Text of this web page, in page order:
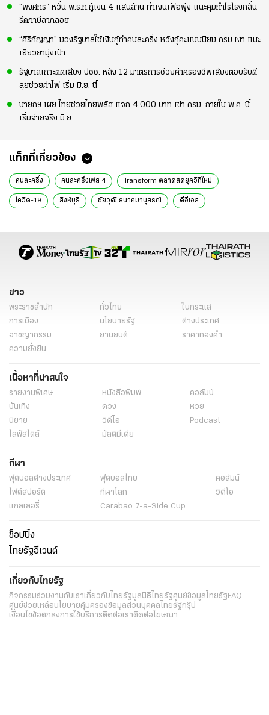
“พงศกร” หวั่น พ.ร.ก.กู้เงิน 4 แสนล้าน ทำเงินเฟ้อพุ่ง แนะคุมกำไรโรงกลั่น
รีดภาษีลาภลอย
“ศิริกัญญา” มองรัฐบาลใช้เงินกู้ทำคนละครึ่ง หวังกู้คะแนนนิยม ครม.เงา แนะ
เยียวยามุ่งเป้า
รัฐบาลเกาะติดเสียง ปชช. หลัง 12 มาตรการช่วยค่าครองชีพเสียงตอบรับดี
ลุยช่วยค่าไฟ เริ่ม มิ.ย. นี้
นายกฯ เผย ไทยช่วยไทยพลัส แจก 4,000 บาท เข้า ครม. ภายใน พ.ค. นี้
เริ่มจ่ายจริง มิ.ย.
แท็กที่เกี่ยวข้อง
คนละครึ่ง คนละครึ่งเฟส 4 Transform ตลาดสดยุควิถีใหม่
โควิด-19 สิงห์บุรี ชัยวุฒิ ธนาคมานุสรณ์ ดีอีเอส
ข่าว
พระราชสำนัก ทั่วไทย
ในกระแส
การเมือง
นโยบายรัฐ
ต่างประเทศ
อาชญากรรม
ยานยนต์
ราคาทองคำ
ความยั่งยืน
เนื้อหาที่น่าสนใจ
รายงานพิเศษ หนังสือพิมพ์
คอลัมน์
บันเทิง
ดวง
หวย
นิยาย
วิดีโอ
Podcast
ไลฟ์สไตล์
มัลติมีเดีย
กีฬา
ฟุตบอลต่่างประเทศ ฟุตบอลไทย
คอลัมน์
ไฟต์สปอร์ต
กีฬาโลก
วิดีโอ
แกลเลอรี่
Carabao 7-a-Side Cup
ช็อปปิ้ง
ไทยรัฐอีเวนต์
เกี่ยวกับไทยรัฐ
กิจกรรมร่วมงานกับเราเกี่ยวกับไทยรัฐมูลนิธิไทยรัฐศูนย์ข้อมูลไทยรัฐFAQ
ศูนย์ช่วยเหลือนโยบายคุ้มครองข้อมูลส่วนบุคคลไทยรัฐกรุ๊ป
เงื่อนไขข้อตกลงการใช้บริการติดต่อเราติดต่อโฆษณา